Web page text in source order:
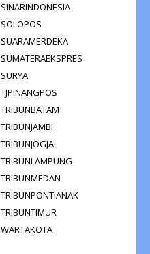
SINARINDONESIA
SOLOPOS
SUARAMERDEKA
SUMATERAEKSPRES
SURYA
TJPINANGPOS
TRIBUNBATAM
TRIBUNJAMBI
TRIBUNJOGJA
TRIBUNLAMPUNG
TRIBUNMEDAN
TRIBUNPONTIANAK
TRIBUNTIMUR
WARTAKOTA